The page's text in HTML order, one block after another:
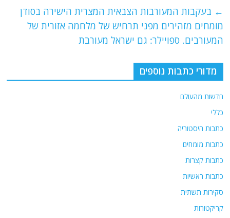
s
A
p
p
g
ra
m
l
er
e
b
o
k
← בעקבות המעורבות הצבאית המצרית הישירה בסודן
מומחים מזהירים מפני תרחיש של מלחמה אזורית של
המעורבים. ספויילר: גם ישראל מעורבת
מדורי כתבות נוספים
חדשות מהעולם
כללי
כתבות היסטוריה
כתבות מומחים
כתבות קצרות
כתבות ראשיות
סקירות תשתית
קריקטורות